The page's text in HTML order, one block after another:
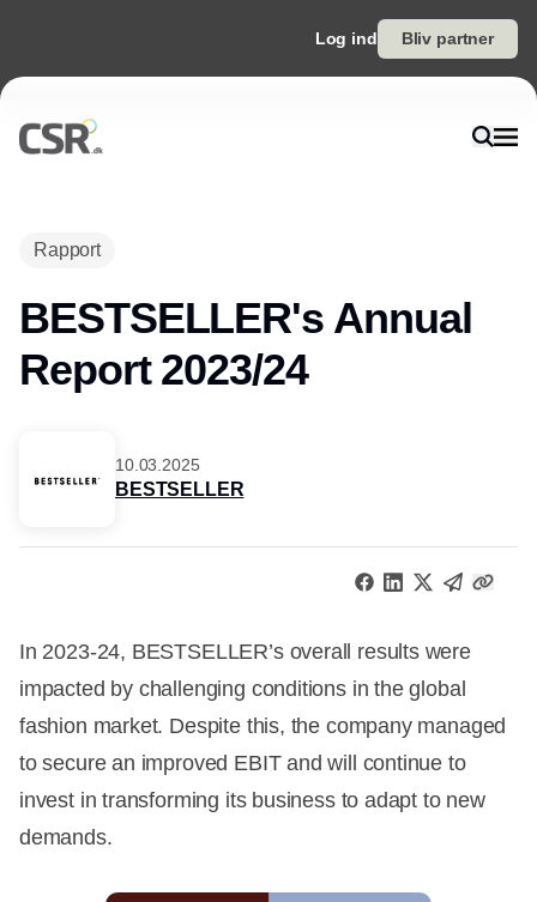
Log ind Bliv partner
Rapport
BESTSELLER's Annual
Report 2023/24
10.03.2025
BESTSELLER
In 2023-24, BESTSELLER’s overall results were
impacted by challenging conditions in the global
fashion market. Despite this, the company managed
to secure an improved EBIT and will continue to
invest in transforming its business to adapt to new
demands.